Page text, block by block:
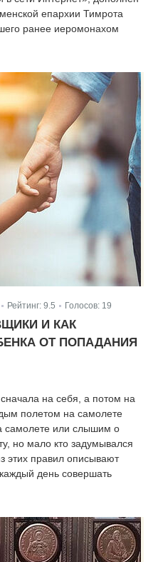
епархии Тимрота
ранее иеромонахом
| Рейтинг: 9.5 Голосов: 19
И КАК
ОТ ПОПАДАНИЯ
на себя, а потом на
полетом на самолете
самолете или слышим о
но мало кто задумывался
этих правил описывают
день совершать